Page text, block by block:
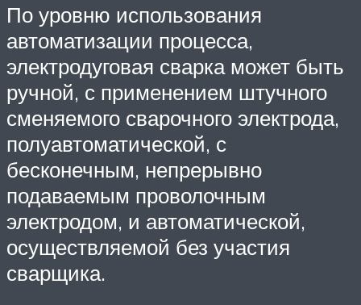
По уровню использования
автоматизации процесса,
электродуговая сварка может быть
ручной, с применением штучного
сменяемого сварочного электрода,
полуавтоматической, с
бесконечным, непрерывно
подаваемым проволочным
электродом, и автоматической,
осуществляемой без участия
сварщика.